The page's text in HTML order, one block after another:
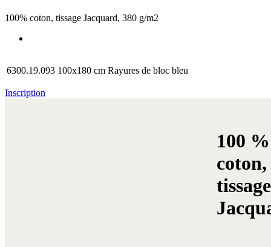
100% coton, tissage Jacquard, 380 g/m2
6300.19.093 100x180 cm Rayures de bloc bleu
Inscription
100 %
coton,
tissage